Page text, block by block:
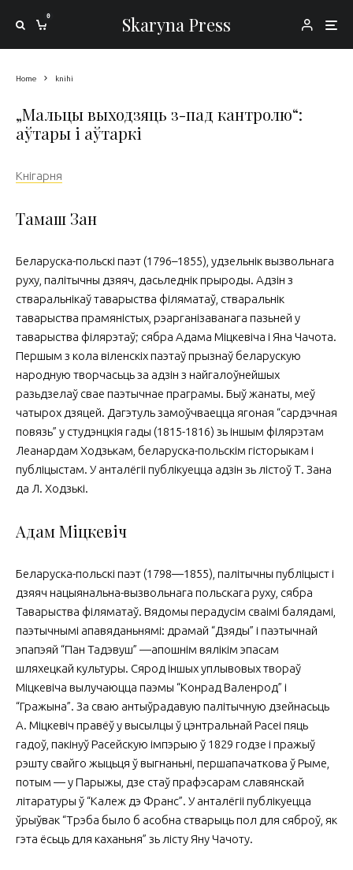
0 Skaryna Press
Home knihi
„Мальцы выходзяць з-пад кантролю“:
аўтары і аўтаркі
Кнігарня
Тамаш Зан
Беларуска-польскі паэт (1796–1855), удзельнік вызвольнага
руху, палітычны дзяяч, дасьледнік прыроды. Адзін з
стваральнікаў таварыства філяматаў, стваральнік
таварыства прамяністых, рэарганізаванага пазьней у
таварыства філярэтаў; сябра Адама Міцкевіча і Яна Чачота.
Першым з кола віленскіх паэтаў прызнаў беларускую
народную творчасьць за адзін з найгалоўнейшых
разьдзелаў свае паэтычнае праграмы. Быў жанаты, меў
чатырох дзяцей. Дагэтуль замоўчваецца ягоная “сардэчная
повязь” у студэнцкія гады (1815-1816) зь іншым філярэтам
Леанардам Ходзькам, беларуска-польскім гісторыкам і
публіцыстам. У анталёгіі публікуецца адзін зь лістоў Т. Зана
да Л. Ходзькі.
Адам Міцкевіч
Беларуска-польскі паэт (1798—1855), палітычны публіцыст і
дзяяч нацыянальна-вызвольнага польскага руху, сябра
Таварыства філяматаў. Вядомы перадусім сваімі балядамі,
паэтычнымі апавяданьнямі: драмай “Дзяды” і паэтычнай
эпапэяй “Пан Тадэвуш” —апошнім вялікім эпасам
шляхецкай культуры. Сярод іншых уплывовых твораў
Міцкевіча вылучаюцца паэмы “Конрад Валенрод” і
“Гражына”. За сваю антыўрадавую палітычную дзейнасьць
А. Міцкевіч правёў у высылцы ў цэнтральнай Расеі пяць
гадоў, пакінуў Расейскую імпэрыю ў 1829 годзе і пражыў
рэшту свайго жыцьця ў выгнаньні, першапачаткова ў Рыме,
потым — у Парыжы, дзе стаў прафэсарам славянскай
літаратуры ў “Калеж дэ Франс”. У анталёгіі публікуецца
ўрыўвак “Трэба было б асобна стварыць пол для сяброў, як
гэта ёсьць для каханьня” зь лісту Яну Чачоту.